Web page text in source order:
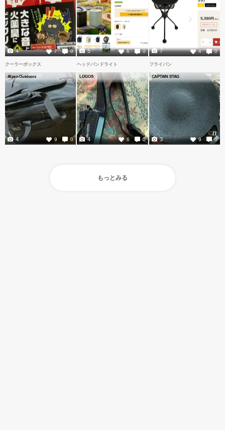
7 0
4 6 0
5 4 0
7
クーラーボックス
Alpen Outdoors
9 0
4
ヘッドバンドライト
LOGOS
6 0
4
フライパン
CAPTAIN STAG
9 0
3
もっとみる